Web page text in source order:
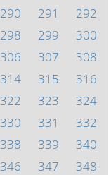
290 291
292
298 299
300
306 307
308
314 315
316
322 323
324
330 331
332
338 339
340
346 347
348